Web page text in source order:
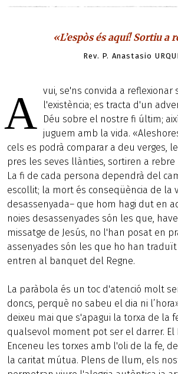
«L’espòs és aquí! Sortiu a
Rev. P. Anastasio
A vui, se'ns convida a reflexionar
l'existència; es tracta d'un
Déu sobre el nostre fi últim;
juguem amb la vida.
cels es podrà comparar a deu verges,
pres les seves llànties, sortiren a rebre
La fi de cada persona dependrà del
escollit; la mort és conseqüència de la
desassenyada– que hom hagi dut en
noies desassenyades són les que,
missatge de Jesús, no l'han posat en
assenyades són les que ho han traduït
entren al banquet del Regne.
La paràbola és un toc d'atenció molt
doncs, perquè no sabeu el dia ni l’hora»
deixeu mai que s'apagui la torxa de la
qualsevol moment pot ser el darrer. El
Enceneu les torxes amb l'oli de la fe,
la caritat mútua. Plens de llum, els